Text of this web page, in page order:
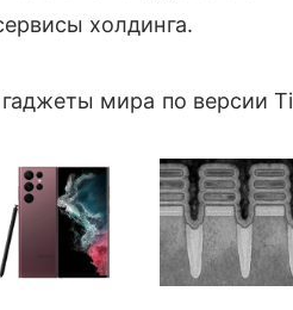
холдинга.
мира по версии